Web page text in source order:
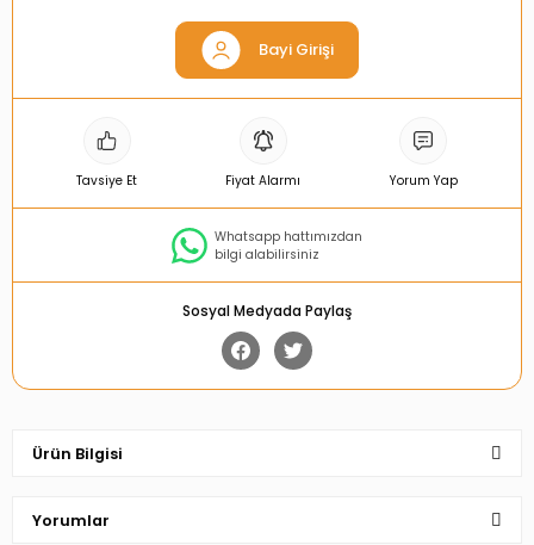
Bayi Girişi
Tavsiye Et Fiyat Alarmı Yorum Yap
Whatsapp hattımızdan
bilgi alabilirsiniz
Sosyal Medyada Paylaş
Ürün Bilgisi
Yorumlar